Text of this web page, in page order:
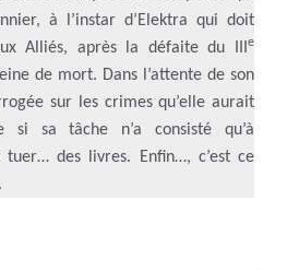
à l’instar d’Elektra qui doit
Alliés, après la défaite du III
e
de mort. Dans l’attente de son
sur les crimes qu’elle aurait
si sa tâche n’a consisté qu’à
tuer… des livres. Enfin…, c’est ce